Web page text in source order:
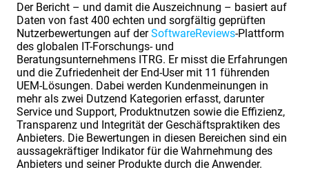
Der Bericht – und damit die Auszeichnung – basiert auf
Daten von fast 400 echten und sorgfältig geprüften
Nutzerbewertungen auf derSoftwareReviews-Plattform
des globalen IT-Forschungs- und
Beratungsunternehmens ITRG. Er misst die Erfahrungen
und die Zufriedenheit der End-User mit 11 führenden
UEM-Lösungen. Dabei werden Kundenmeinungen in
mehr als zwei Dutzend Kategorien erfasst, darunter
Service und Support, Produktnutzen sowie die Effizienz,
Transparenz und Integrität der Geschäftspraktiken des
Anbieters. Die Bewertungen in diesen Bereichen sind ein
aussagekräftiger Indikator für die Wahrnehmung des
Anbieters und seiner Produkte durch die Anwender.